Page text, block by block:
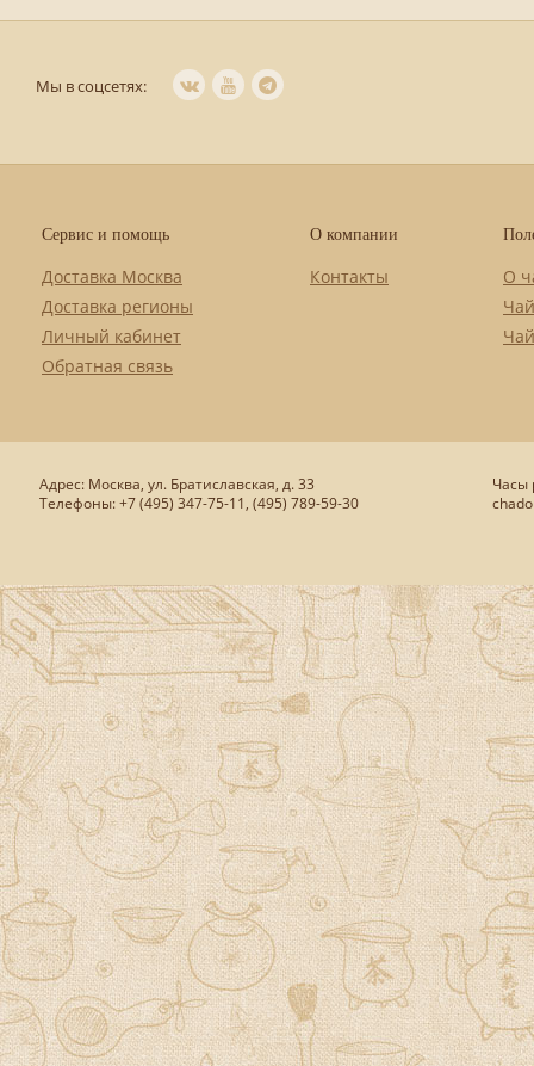
Мы в соцсетях:
Сервис и помощь
Доставка Москва
Доставка регионы
Личный кабинет
Обратная связь
О компании
Контакты
О
Адрес: Москва, ул. Братиславская, д. 33
Телефоны: +7 (495) 347-75-11, (495) 789-59-30
Часы